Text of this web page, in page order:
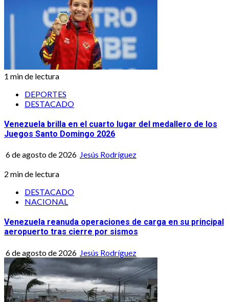
1 min de lectura
DEPORTES
DESTACADO
Venezuela brilla en el cuarto lugar del medallero de los
Juegos Santo Domingo 2026
6 de agosto de 2026 Jesús Rodríguez
2 min de lectura
DESTACADO
NACIONAL
Venezuela reanuda operaciones de carga en su principal
aeropuerto tras cierre por sismos
6 de agosto de 2026 Jesús Rodríguez